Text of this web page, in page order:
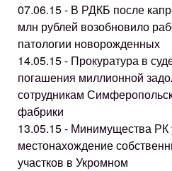
07.06.15 - В РДКБ после
млн рублей возобновило
патологии новорожденных
14.05.15 - Прокуратура в
погашения миллионной
сотрудникам
фабрики
13.05.15 - Минимущества РК
местонахождение
участков в Укромном